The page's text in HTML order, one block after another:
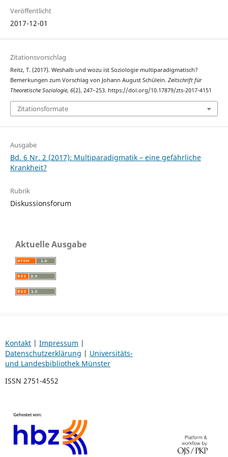
Veröffentlicht
2017-12-01
Zitationsvorschlag
Reitz, T. (2017). Weshalb und wozu ist Soziologie multiparadigmatisch?
Bemerkungen zum Vorschlag von Johann August Schülein. Zeitschrift für
Theoretische Soziologie, 6(2), 247–253. https://doi.org/10.17879/zts-2017-4151
Zitationsformate
Ausgabe
Bd. 6 Nr. 2 (2017): Multiparadigmatik – eine gefährliche
Krankheit?
Rubrik
Diskussionsforum
Aktuelle Ausgabe
Kontakt| Impressum |
Datenschutzerklärung | Universitäts-
und Landesbibliothek Münster
ISSN 2751-4552